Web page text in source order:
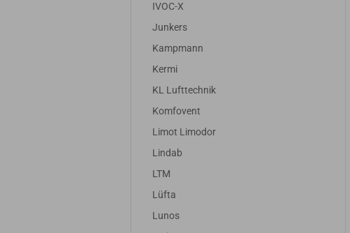
IVOC-X
Junkers
Kampmann
Kermi
KL Lufttechnik
Komfovent
Limot Limodor
Lindab
LTM
Lüfta
Lunos